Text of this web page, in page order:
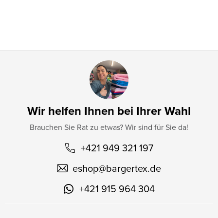
Wir helfen Ihnen bei Ihrer Wahl
Brauchen Sie Rat zu etwas? Wir sind für Sie da!
+421 949 321 197
eshop@bargertex.de
+421 915 964 304